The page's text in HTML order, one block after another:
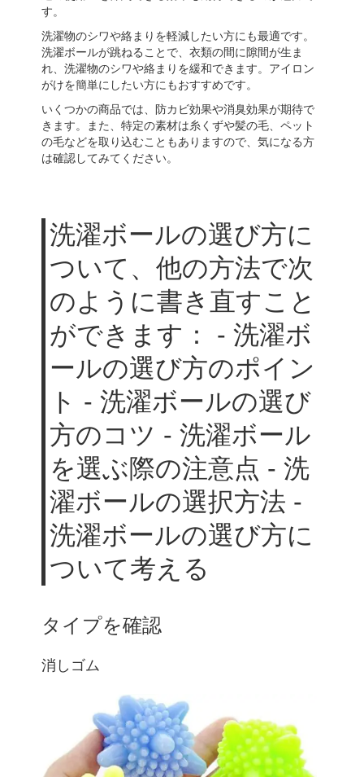
す。
洗濯物のシワや絡まりを軽減したい方にも最適です。
洗濯ボールが跳ねることで、衣類の間に隙間が生ま
れ、洗濯物のシワや絡まりを緩和できます。アイロン
がけを簡単にしたい方にもおすすめです。
いくつかの商品では、防カビ効果や消臭効果が期待で
きます。また、特定の素材は糸くずや髪の毛、ペット
の毛などを取り込むこともありますので、気になる方
は確認してみてください。
洗濯ボールの選び方に
ついて、他の方法で次
のように書き直すこと
ができます： - 洗濯ボ
ールの選び方のポイン
ト - 洗濯ボールの選び
方のコツ - 洗濯ボール
を選ぶ際の注意点 - 洗
濯ボールの選択方法 -
洗濯ボールの選び方に
ついて考える
タイプを確認
消しゴム